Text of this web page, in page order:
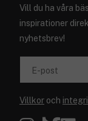
Vill du ha våra
inspirationer
nyhetsbrev!
E-post
Villkor och